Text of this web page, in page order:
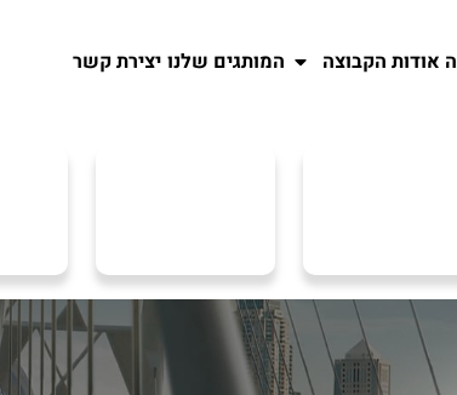
אודות הקבוצה המותגים שלנו יצירת קשר